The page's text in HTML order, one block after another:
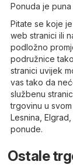
Ponuda je
Pitate se koje
web stranici ili
podložno
podružnice
stranici uvijek
vas tako da
službenu
trgovinu u
Lesnina Elgrad
ponude.
Ostale